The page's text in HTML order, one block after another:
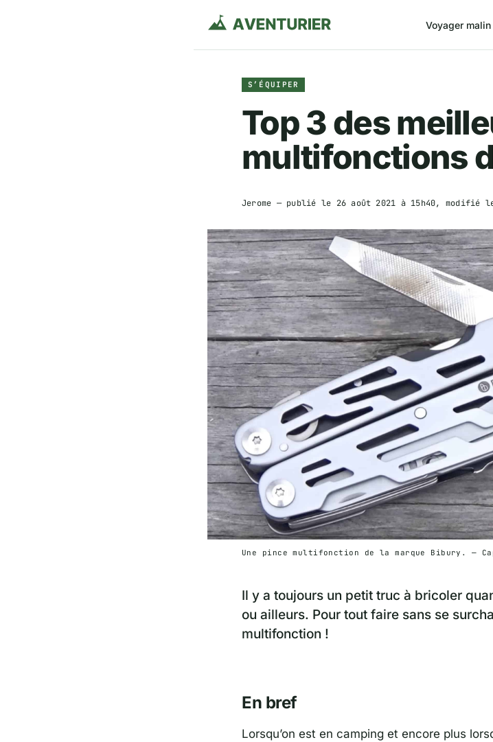
Voyager malin
S’ÉQUIPER
Top 3 des
multifonctions
Jerome — publié le 26 août 2021 à 15h40, modifié
Une pince multifonction de la marque Bibury. —
Il y a toujours un petit truc à bricoler
ou ailleurs. Pour tout faire sans se
multifonction !
En bref
Lorsqu’on est en camping et encore plus